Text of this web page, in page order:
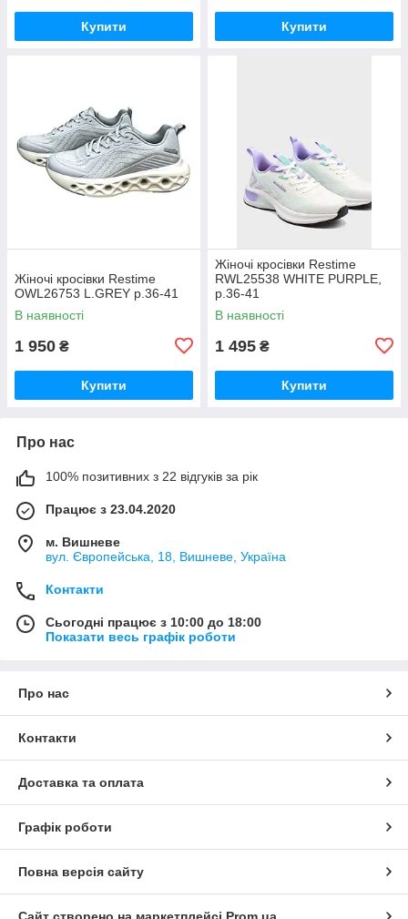
Купити Купити
Жіночі кросівки Restime
OWL26753 L.GREY р.36-41
В наявності
1 950 ₴
Купити
Жіночі кросівки Restime
RWL25538 WHITE PURPLE,
р.36-41
В наявності
1 495 ₴
Купити
Про нас
100% позитивних з 22 відгуків за рік
Працює з 23.04.2020
м. Вишневе
вул. Європейська, 18, Вишневе, Україна
Контакти
Сьогодні працює з 10:00 до 18:00
Показати весь графік роботи
Про нас
Контакти
Доставка та оплата
Графік роботи
Повна версія сайту